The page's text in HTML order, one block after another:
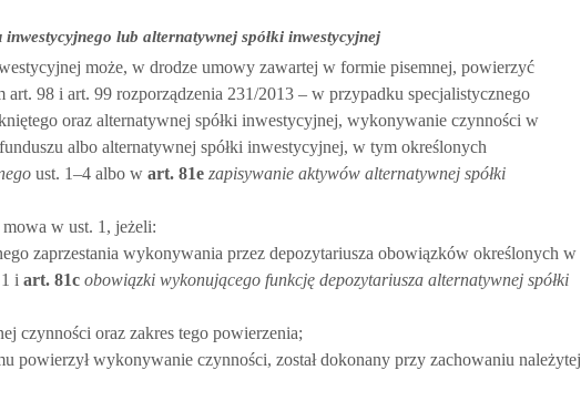
lub alternatywnej spółki inwestycyjnej
może, w drodze umowy zawartej w formie pisemnej, powierzyć
98 i art. 99 rozporządzenia 231/2013 – w przypadku specjalistycznego
oraz alternatywnej spółki inwestycyjnej, wykonywanie czynności w
albo alternatywnej spółki inwestycyjnej, w tym określonych
ust. 1–4 albo w art. 81e zapisywanie aktywów alternatywnej spółki
w ust. 1, jeżeli:
zaprzestania wykonywania przez depozytariusza obowiązków określonych w
i art. 81c obowiązki wykonującego funkcję depozytariusza alternatywnej spółki
czynności oraz zakres tego powierzenia;
powierzył wykonywanie czynności, został dokonany przy zachowaniu należytej